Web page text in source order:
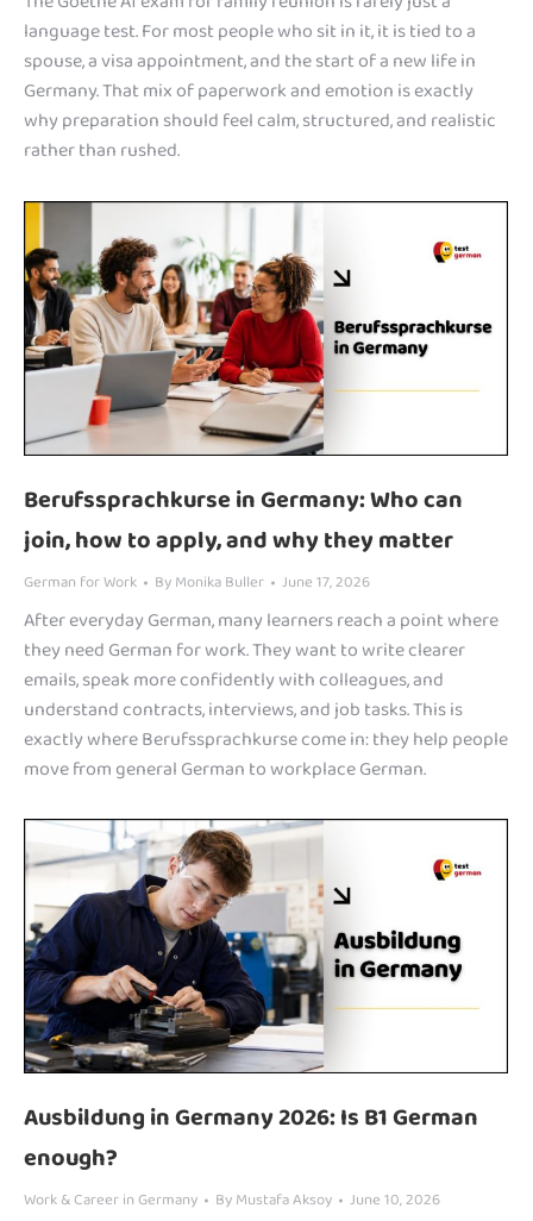
language test. For most people who sit in it, it is tied to a
spouse, a visa appointment, and the start of a new life in
Germany. That mix of paperwork and emotion is exactly
why preparation should feel calm, structured, and realistic
rather than rushed.
Berufssprachkurse in Germany: Who can
join, how to apply, and why they matter
German for Work ByMonika Buller June 17, 2026
After everyday German, many learners reach a point where
they need German for work. They want to write clearer
emails, speak more confidently with colleagues, and
understand contracts, interviews, and job tasks. This is
exactly where Berufssprachkurse come in: they help people
move from general German to workplace German.
Ausbildung in Germany 2026: Is B1 German
enough?
Work & Career in Germany ByMustafa Aksoy June 10, 2026